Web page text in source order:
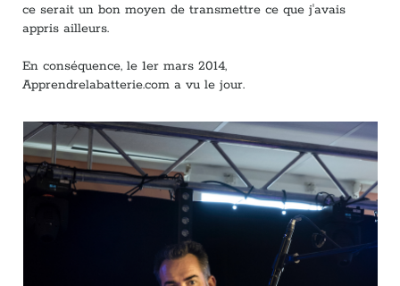
ce serait un bon moyen de transmettre ce que j'avais
appris ailleurs.
En conséquence, le 1er mars 2014,
Apprendrelabatterie.com a vu le jour.